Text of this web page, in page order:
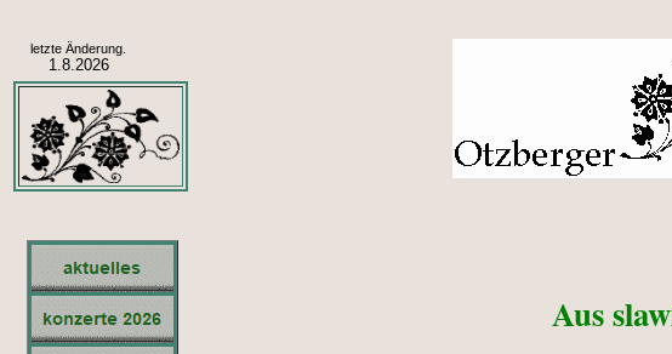
letzte Änderung.
1.8.2026
Aus